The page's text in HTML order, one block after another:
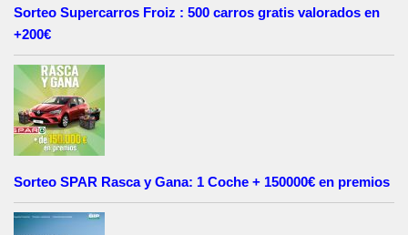
Sorteo Supercarros Froiz : 500 carros gratis valorados en
+200€
Sorteo SPAR Rasca y Gana: 1 Coche + 150000€ en premios